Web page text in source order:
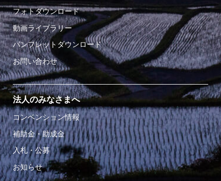
フォトダウンロード
動画ライブラリー
パンフレットダウンロード
お問い合わせ
法人のみなさまへ
コンベンション情報
補助金・助成金
入札・公募
お知らせ